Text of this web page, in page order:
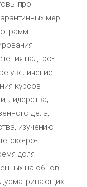
про-
мер.
надпро-
увеличение
курсов
лидерства,
дела,
изучению
ро-
доля
на обнов-